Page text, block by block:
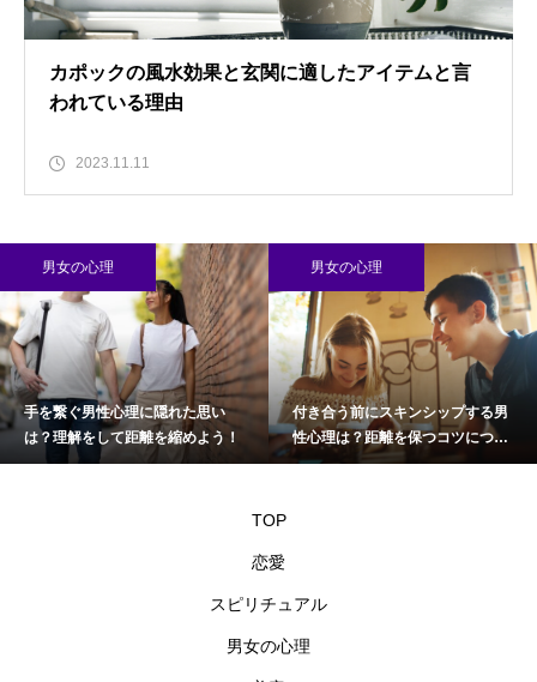
カポックの風水効果と玄関に適したアイテムと言
われている理由
2023.11.11
男女の心理
手を繋ぐ男性心理に隠れた思い
は？理解をして距離を縮めよう！
男女の心理
付き合う前にスキンシップする男
性心理は？距離を保つコツについ
て
TOP
恋愛
スピリチュアル
男女の心理